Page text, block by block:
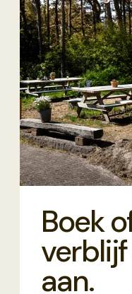
Boek
aan.